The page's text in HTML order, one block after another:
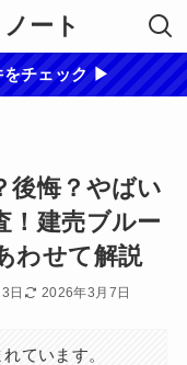
ート
をチェック ▶
後悔？やばい
！建売ブルー
わせて解説
日 2026年3月7日
ています。